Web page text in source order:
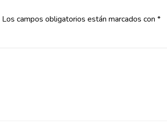
Los campos obligatorios están marcados con *